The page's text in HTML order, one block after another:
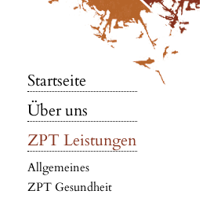
Startseite
Über uns
ZPT Leistungen
Allgemeines
ZPT Gesundheit